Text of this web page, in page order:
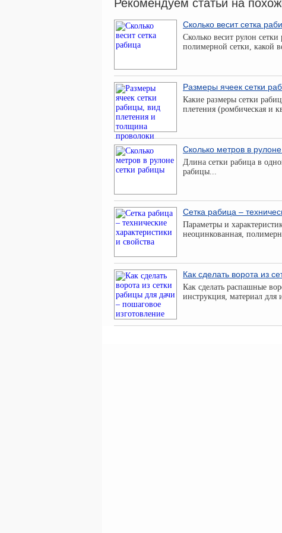
Рекомендуем статьи на
Сколько весит сетка
Сколько весит рулон
полимерной сетки, какой
Размеры ячеек сетки
Какие размеры сетки
плетения (ромбическая и
Сколько метров в
Длина сетки рабица в
рабицы...
Сетка рабица –
Параметры и
неоцинкованная,
Как сделать ворота из
Как сделать распашные
инструкция, материал для